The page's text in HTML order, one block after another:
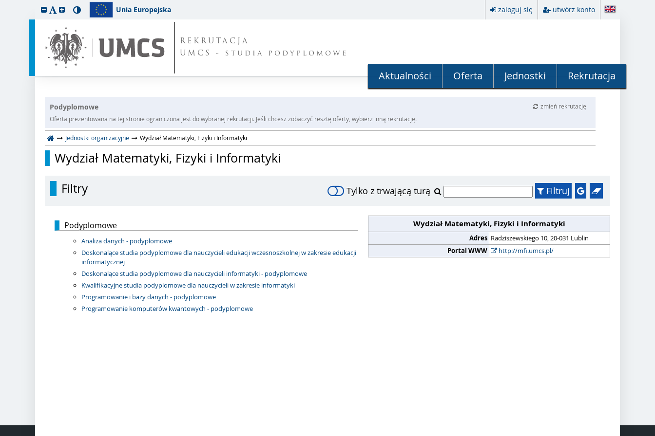
Unia Europejska zaloguj się utwórz konto
REKRUTACJA
UMCS - studia podyplomowe
Aktualności Oferta Jednostki Rekrutacja
Podyplomowe
zmień rekrutację
Oferta prezentowana na tej stronie ograniczona jest do wybranej rekrutacji. Jeśli chcesz zobaczyć resztę oferty, wybierz inną rekrutację.
Jednostki organizacyjne Wydział Matematyki, Fizyki i Informatyki
Wydział Matematyki, Fizyki i Informatyki
Filtry Tylko z trwającą turą Filtruj
Wydział Matematyki, Fizyki i Informatyki
Adres Radziszewskiego 10, 20-031 Lublin
Portal WWW
http://mfi.umcs.pl/
Podyplomowe
Analiza danych - podyplomowe
Doskonalące studia podyplomowe dla nauczycieli edukacji wczesnoszkolnej w zakresie edukacji
informatycznej
Doskonalące studia podyplomowe dla nauczycieli informatyki - podyplomowe
Kwalifikacyjne studia podyplomowe dla nauczycieli w zakresie informatyki
Programowanie i bazy danych - podyplomowe
Programowanie komputerów kwantowych - podyplomowe